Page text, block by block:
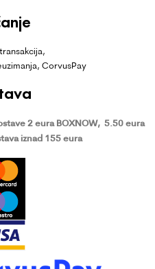
CorvusPay
2 eura BOXNOW, 5.50 eura
iznad 155 eura